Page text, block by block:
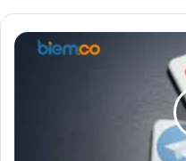
e
b
s
t
e